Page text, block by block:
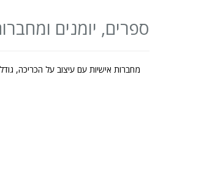
ספרים, יומנים
מחברות אישיות עם עיצוב על הכריכה, גודל A5, כריכת דמוי עור או בד